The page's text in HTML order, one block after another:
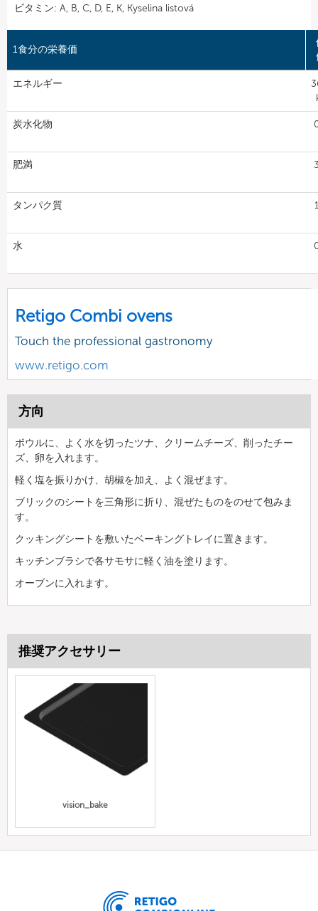
ビタミン: A, B, C, D, E, K, Kyselina listová
1食分の栄養価
エネルギー
炭水化物
肥満
タンパク質
水
Retigo Combi ovens
Touch the professional gastronomy
www.retigo.com
方向
ボウルに、よく水を切ったツナ、クリームチーズ、削ったチー
ズ、卵を入れます。
軽く塩を振りかけ、胡椒を加え、よく混ぜます。
ブリックのシートを三角形に折り、混ぜたものをのせて包みま
す。
クッキングシートを敷いたベーキングトレイに置きます。
キッチンブラシで各サモサに軽く油を塗ります。
オーブンに入れます。
推奨アクセサリー
vision_bake